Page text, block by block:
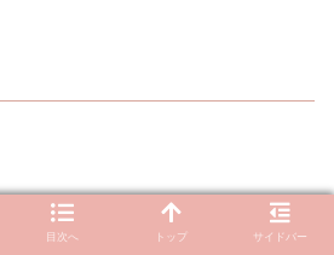
目次へ トップ サイドバー